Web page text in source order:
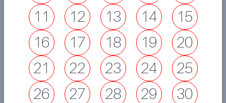
11
12 13 14
15
16
17 18 19
20
21
22 23 24
25
26
27 28 29
30